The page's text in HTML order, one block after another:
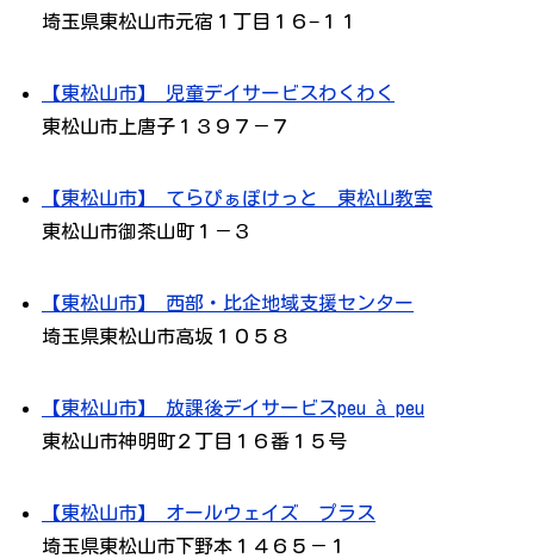
埼玉県東松山市元宿１丁目１６−１１
【東松山市】 児童デイサービスわくわく
東松山市上唐子１３９７－７
【東松山市】 てらぴぁぽけっと 東松山教室
東松山市御茶山町１－３
【東松山市】 西部・比企地域支援センター
埼玉県東松山市高坂１０５８
【東松山市】 放課後デイサービスpeu à peu
東松山市神明町２丁目１６番１５号
【東松山市】 オールウェイズ プラス
埼玉県東松山市下野本１４６５－１